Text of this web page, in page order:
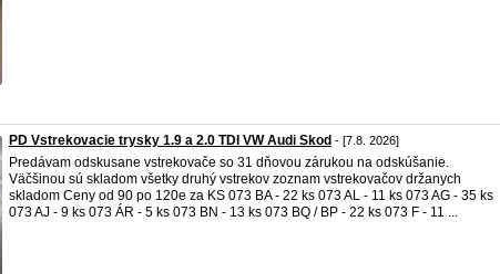
PD Vstrekovacie trysky 1.9 a 2.0 TDI VW Audi Skod - [7.8. 2026]
Predávam odskusane vstrekovače so 31 dňovou zárukou na odskúšanie.
Väčšinou sú skladom všetky druhý vstrekov zoznam vstrekovačov držanych
skladom Ceny od 90 po 120e za KS 073 BA - 22 ks 073 AL - 11 ks 073 AG - 35 ks
073 AJ - 9 ks 073 ÁR - 5 ks 073 BN - 13 ks 073 BQ / BP - 22 ks 073 F - 11 ...